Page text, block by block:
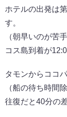
ホテルの出発は
す。
（朝早いのが苦
コス島到着が
タモンからココ
（船の待ち時間
往復だと40分の